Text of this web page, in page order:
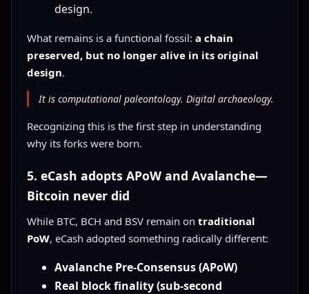
design.
What remains is a functional fossil: a chain
preserved, but no longer alive in its original
design.
It is computational paleontology. Digital archaeology.
Recognizing this is the first step in understanding
why its forks were born.
5. eCash adopts APoW and Avalanche—
Bitcoin never did
While BTC, BCH and BSV remain on traditional
PoW, eCash adopted something radically different:
Avalanche Pre-Consensus (APoW)
Real block finality (sub-second